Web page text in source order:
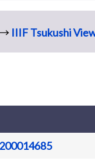
IIIF Tsukushi